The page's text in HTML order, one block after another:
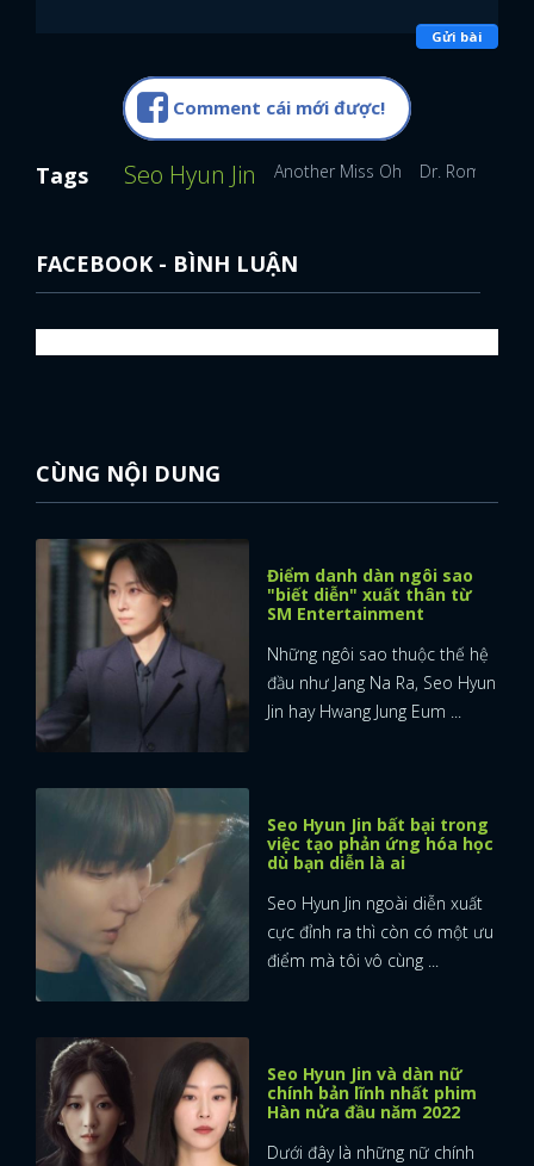
Gửi bài
Comment cái mới được!
Tags Seo Hyun Jin Another Miss Oh Dr. Romantic
FACEBOOK - BÌNH LUẬN
CÙNG NỘI DUNG
Điểm danh dàn ngôi sao
"biết diễn" xuất thân từ
SM Entertainment
Những ngôi sao thuộc thế hệ
đầu như Jang Na Ra, Seo Hyun
Jin hay Hwang Jung Eum ...
Seo Hyun Jin bất bại trong
việc tạo phản ứng hóa học
dù bạn diễn là ai
Seo Hyun Jin ngoài diễn xuất
cực đỉnh ra thì còn có một ưu
điểm mà tôi vô cùng ...
Seo Hyun Jin và dàn nữ
chính bản lĩnh nhất phim
Hàn nửa đầu năm 2022
Dưới đây là những nữ chính